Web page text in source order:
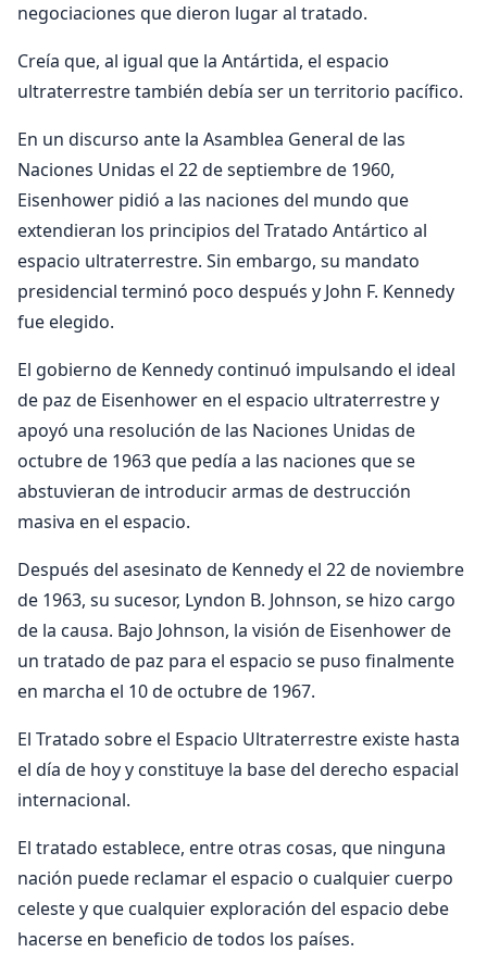
negociaciones que dieron lugar al tratado.
Creía que, al igual que la Antártida, el espacio
ultraterrestre también debía ser un territorio pacífico.
En un discurso ante la Asamblea General de las
Naciones Unidas el 22 de septiembre de 1960,
Eisenhower pidió a las naciones del mundo que
extendieran los principios del Tratado Antártico al
espacio ultraterrestre. Sin embargo, su mandato
presidencial terminó poco después y John F. Kennedy
fue elegido.
El gobierno de Kennedy continuó impulsando el ideal
de paz de Eisenhower en el espacio ultraterrestre y
apoyó una resolución de las Naciones Unidas de
octubre de 1963 que pedía a las naciones que se
abstuvieran de introducir armas de destrucción
masiva en el espacio.
Después del asesinato de Kennedy el 22 de noviembre
de 1963, su sucesor, Lyndon B. Johnson, se hizo cargo
de la causa. Bajo Johnson, la visión de Eisenhower de
un tratado de paz para el espacio se puso finalmente
en marcha el 10 de octubre de 1967.
El Tratado sobre el Espacio Ultraterrestre existe hasta
el día de hoy y constituye la base del derecho espacial
internacional.
El tratado establece, entre otras cosas, que ninguna
nación puede reclamar el espacio o cualquier cuerpo
celeste y que cualquier exploración del espacio debe
hacerse en beneficio de todos los países.